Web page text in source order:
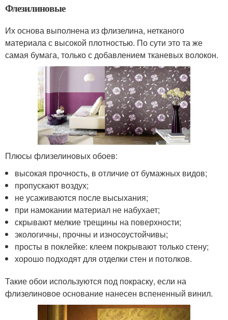
Флезилиновые
Их основа выполнена из флизелина, нетканого
материала с высокой плотностью. По сути это та же
самая бумага, только с добавлением тканевых волокон.
Плюсы флизелиновых обоев:
высокая прочность, в отличие от бумажных видов;
пропускают воздух;
не усаживаются после высыхания;
при намокании материал не набухает;
скрывают мелкие трещины на поверхности;
экологичны, прочны и износоустойчивы;
просты в поклейке: клеем покрывают только стену;
хорошо подходят для отделки стен и потолков.
Такие обои используются под покраску, если на
флизелиновое основание нанесен вспененный винил.